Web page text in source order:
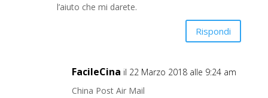
l’aiuto che mi darete.
Rispondi
FacileCina il 22 Marzo 2018 alle 9:24 am
China Post Air Mail